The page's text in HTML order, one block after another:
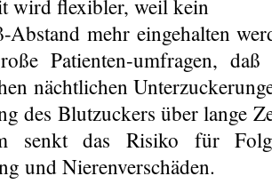
wird flexibler, weil kein
Abstand mehr eingehalten
Patienten-umfragen,
nächtlichen
des Blutzuckers über lange
senkt das Risiko für
und Nierenverschäden.